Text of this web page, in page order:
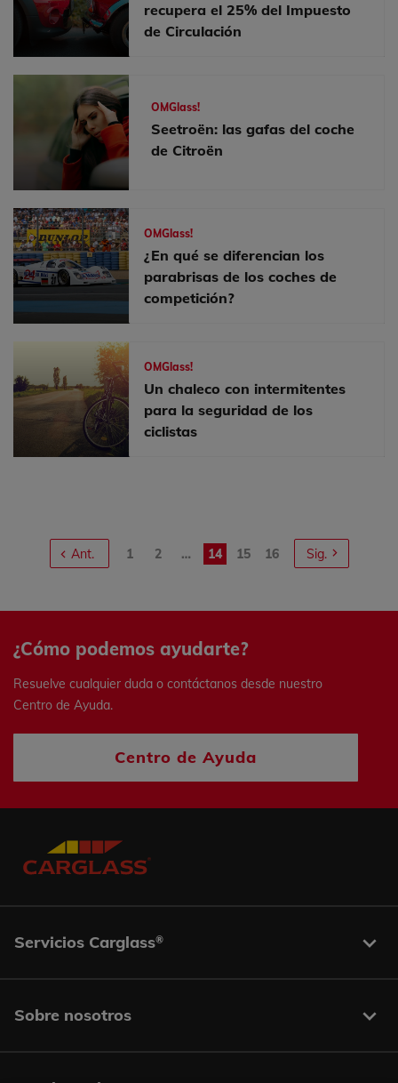
recupera el 25% del Impuesto
de Circulación
OMGlass!
Seetroën: las gafas del coche
de Citroën
OMGlass!
¿En qué se diferencian los
parabrisas de los coches de
competición?
OMGlass!
Un chaleco con intermitentes
para la seguridad de los
ciclistas
Ant. 1 2 … 14 15 16 Sig.
¿Cómo podemos ayudarte?
Resuelve cualquier duda o contáctanos desde nuestro
Centro de Ayuda.
Centro de Ayuda
Servicios Carglass®
Sobre nosotros